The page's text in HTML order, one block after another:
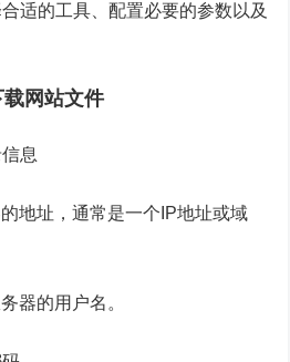
适的工具、配置必要的参数以及
网站文件
息
地址，通常是一个IP地址或域
器的用户名。